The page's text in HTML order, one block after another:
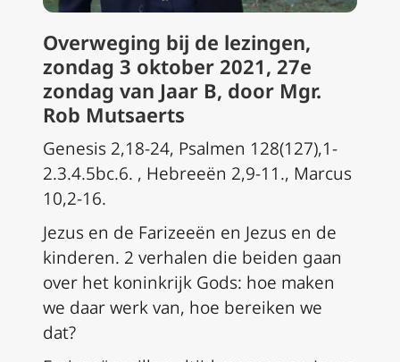
Overweging bij de lezingen,
zondag 3 oktober 2021, 27e
zondag van Jaar B, door Mgr.
Rob Mutsaerts
Genesis 2,18-24, Psalmen 128(127),1-
2.3.4.5bc.6. , Hebreeën 2,9-11., Marcus
10,2-16.
Jezus en de Farizeeën en Jezus en de
kinderen. 2 verhalen die beiden gaan
over het koninkrijk Gods: hoe maken
we daar werk van, hoe bereiken we
dat?